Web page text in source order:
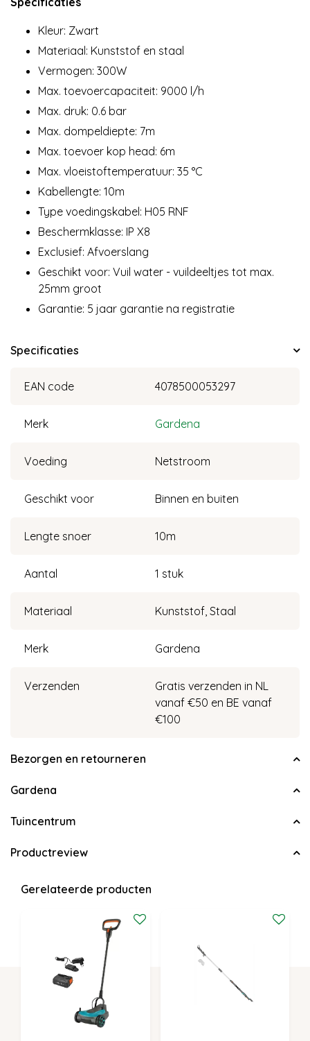
Kleur: Zwart
Materiaal: Kunststof en staal
Vermogen: 300W
Max. toevoercapaciteit: 9000 l/h
Max. druk: 0.6 bar
Max. dompeldiepte: 7m
Max. toevoer kop head: 6m
Max. vloeistoftemperatuur: 35 °C
Kabellengte: 10m
Type voedingskabel: H05 RNF
Beschermklasse: IP X8
Exclusief: Afvoerslang
Geschikt voor: Vuil water - vuildeeltjes tot max.
25mm groot
Garantie: 5 jaar garantie na registratie
Specificaties
EAN code 4078500053297
Merk Gardena
Voeding Netstroom
Geschikt voor Binnen en buiten
Lengte snoer 10m
Aantal 1 stuk
Materiaal Kunststof, Staal
Merk Gardena
Verzenden
Gratis verzenden in NL
vanaf €50 en BE vanaf
€100
Bezorgen en retourneren
Gardena
Tuincentrum
Productreview
Gerelateerde producten